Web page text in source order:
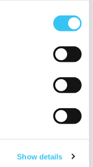
Show details
en hun productiviteit
kabinet in uw kampje:
per jaar beschikbaar
op een andere
kijken? Of met